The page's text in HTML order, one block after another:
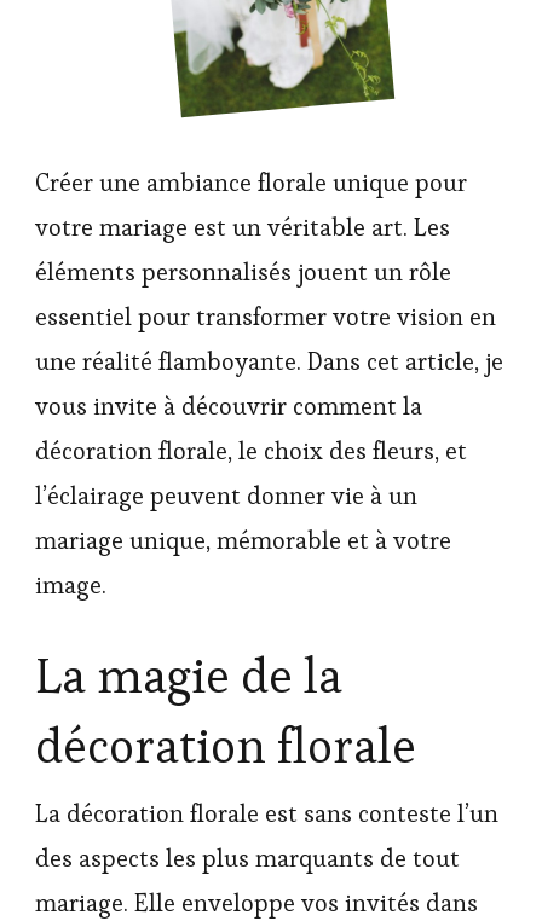
Créer une ambiance florale unique pour
votre mariage est un véritable art. Les
éléments personnalisés jouent un rôle
essentiel pour transformer votre vision en
une réalité flamboyante. Dans cet article, je
vous invite à découvrir comment la
décoration florale, le choix des fleurs, et
l’éclairage peuvent donner vie à un
mariage unique, mémorable et à votre
image.
La magie de la
décoration florale
La décoration florale est sans conteste l’un
des aspects les plus marquants de tout
mariage. Elle enveloppe vos invités dans